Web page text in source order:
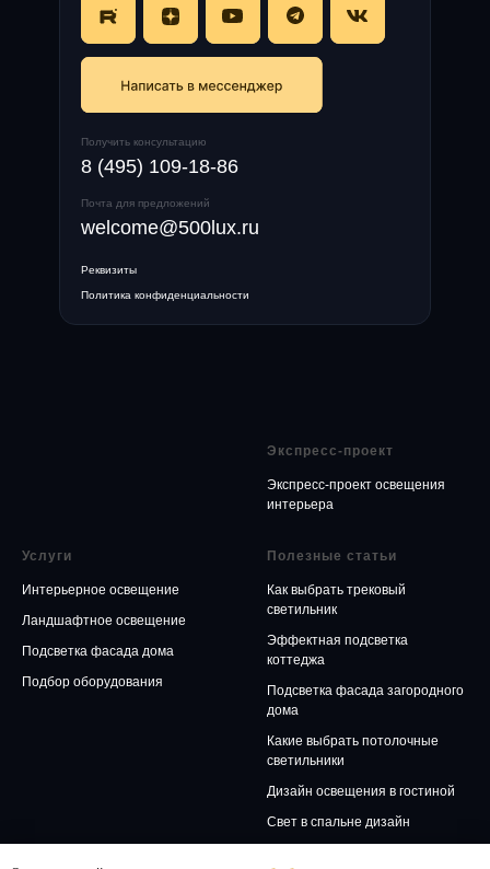
Политика конфиденциальности
8 (495) 109-18-86
Реквизиты
welcome@500lux.ru
Получить консультацию
Почта для предложений
Экспресс-проект
Экспресс-проект освещения
интерьера
Услуги
Интерьерное освещение
Ландшафтное освещение
Подсветка фасада дома
Подбор оборудования
Полезные статьи
Как выбрать трековый
светильник
Эффектная подсветка
коттеджа
Подсветка фасада загородного
дома
Какие выбрать потолочные
светильники
Дизайн освещения в гостиной
Свет в спальне дизайн